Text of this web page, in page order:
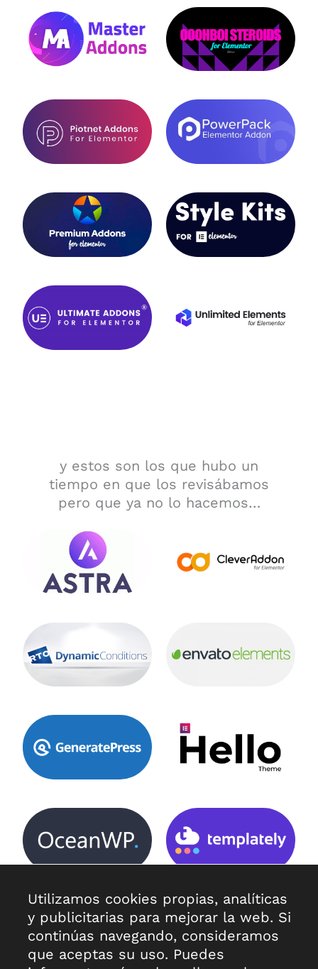
y estos son los que hubo un
tiempo en que los revisábamos
pero que ya no lo hacemos…
Utilizamos cookies propias, analíticas
y publicitarias para mejorar la web. Si
continúas navegando, consideramos
que aceptas su uso. Puedes